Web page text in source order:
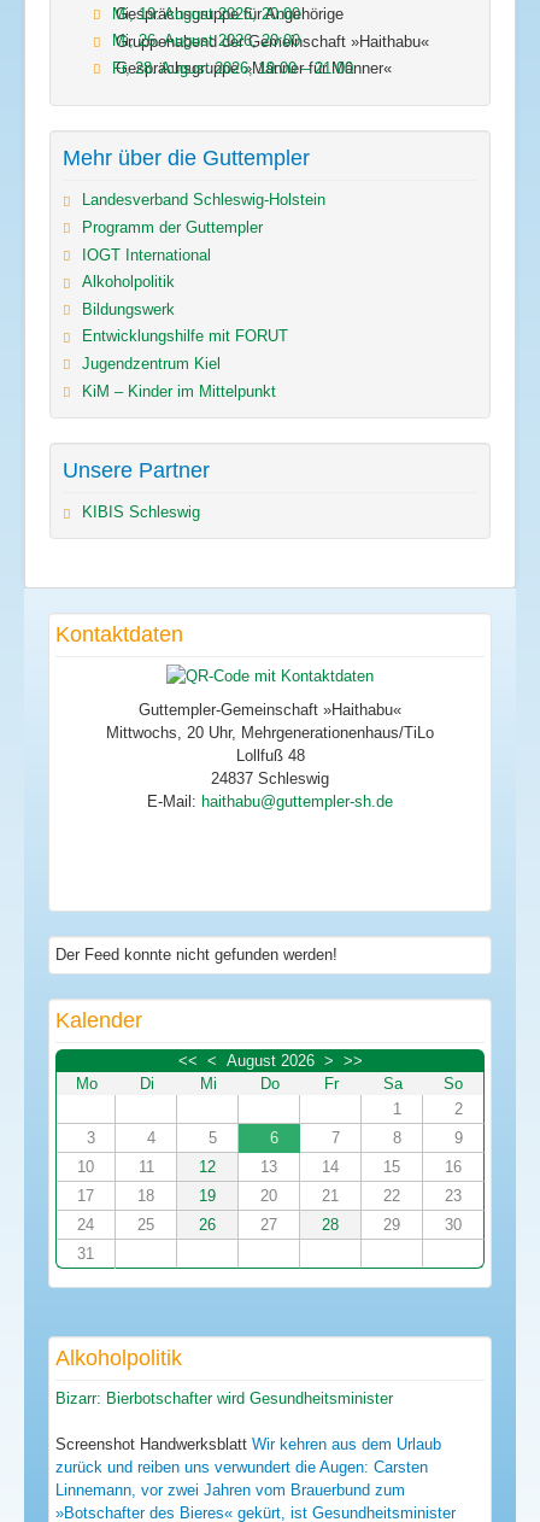
Gesprächsgruppe für Angehörige
Mi, 19. August 2026,20:00
Gruppenabend der Gemeinschaft »Haithabu«
Mi, 26. August 2026,20:00
Gesprächsgruppe »Männer für Männer«
Fr, 28. August 2026,19:00–21:00
Mehr über die Guttempler
Landesverband Schleswig-Holstein
Programm der Guttempler
IOGT International
Alkoholpolitik
Bildungswerk
Entwicklungshilfe mit FORUT
Jugendzentrum Kiel
KiM – Kinder im Mittelpunkt
Unsere Partner
KIBIS Schleswig
Kontaktdaten
Guttempler-Gemeinschaft »Haithabu«
Mittwochs, 20 Uhr, Mehrgenerationenhaus/TiLo
Lollfuß 48
24837 Schleswig
E-Mail:
Der Feed konnte nicht gefunden werden!
Kalender
<< < August 2026 > >>
Mo
Di Mi Do Fr Sa
So
1
2
3
4 5 6 7 8
9
10
11 12 13 14 15
16
17
18 19 20 21 22
23
24
25 26 27 28 29
30
31
Alkoholpolitik
Bizarr: Bierbotschafter wird Gesundheitsminister
Screenshot Handwerksblatt Wir kehren aus dem Urlaub
zurück und reiben uns verwundert die Augen: Carsten
Linnemann, vor zwei Jahren vom Brauerbund zum
»Botschafter des Bieres« gekürt, ist Gesundheitsminister